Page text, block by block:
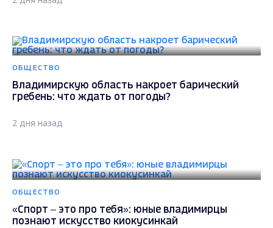
ОБЩЕСТВО
Владимирскую область накроет барический
гребень: что ждать от погоды?
2 дня назад
ОБЩЕСТВО
«Спорт – это про тебя»: юные владимирцы
познают искусство киокусинкай